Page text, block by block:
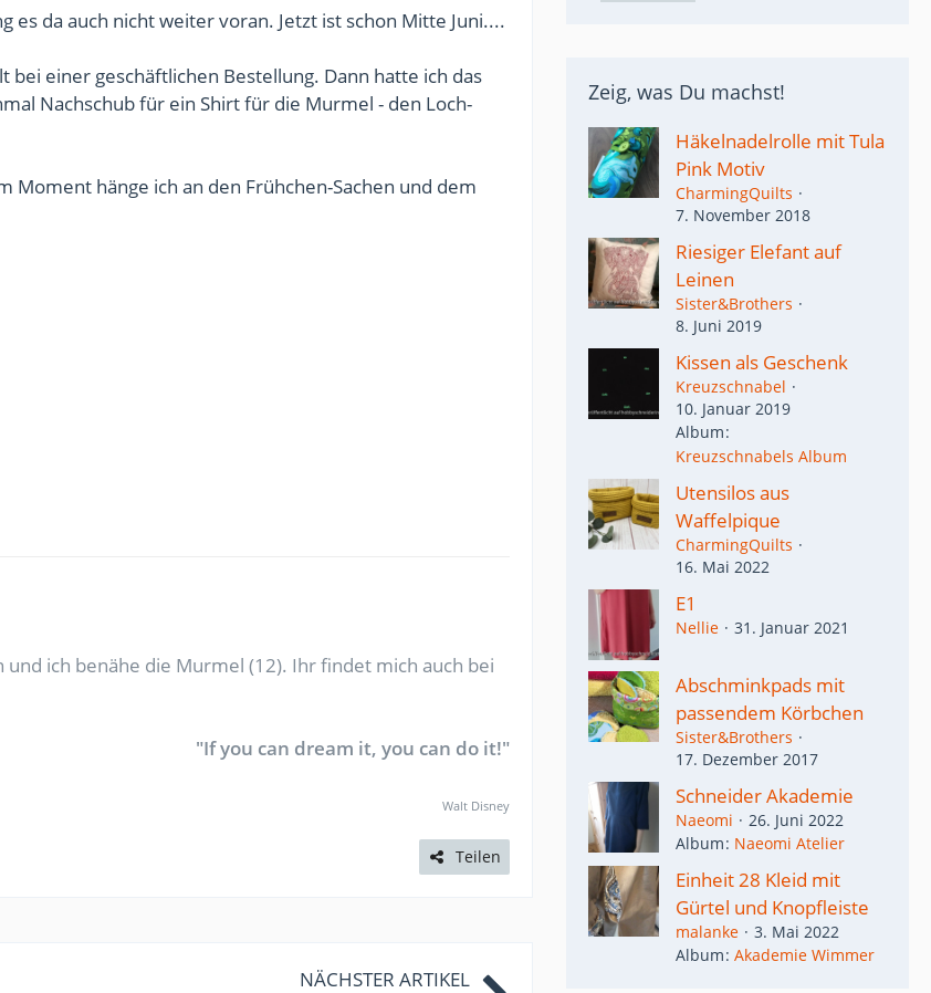
es da auch nicht weiter voran. Jetzt ist schon Mitte Juni....
bei einer geschäftlichen Bestellung. Dann hatte ich das
Nachschub für ein Shirt für die Murmel - den Loch-
Moment hänge ich an den Frühchen-Sachen und dem
ich benähe die Murmel (12). Ihr findet mich auch bei
"If you can dream it, you can do it!"
Walt Disney
Teilen
NÄCHSTER ARTIKEL
Zeig, was Du machst!
Häkelnadelrolle mit Tula
Pink Motiv
CharmingQuilts
7. November 2018
Riesiger Elefant auf
Leinen
Sister&Brothers
8. Juni 2019
Kissen als Geschenk
Kreuzschnabel
10. Januar 2019
Album
Kreuzschnabels Album
Utensilos aus
Waffelpique
CharmingQuilts
16. Mai 2022
E1
Nellie 31. Januar 2021
Abschminkpads mit
passendem Körbchen
Sister&Brothers
17. Dezember 2017
Schneider Akademie
Naeomi
26. Juni 2022
Album Naeomi Atelier
Einheit 28 Kleid mit
Gürtel und Knopfleiste
malanke
3. Mai 2022
Album Akademie Wimmer